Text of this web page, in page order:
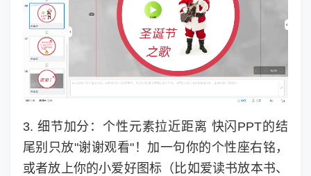
3. 细节加分：个性元素拉近距离 快闪PPT的结
尾别只放"谢谢观看"！加一句你的个性座右铭，
或者放上你的小爱好图标（比如爱读书放本书、